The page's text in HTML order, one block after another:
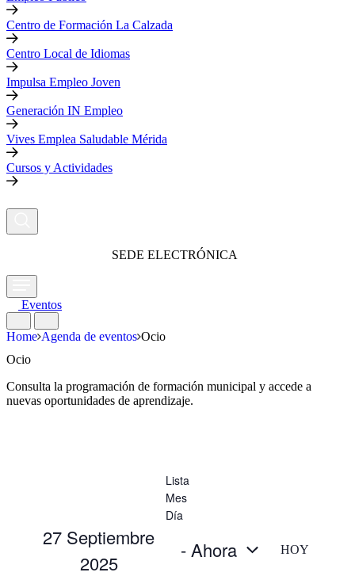
Centro de Formación La Calzada
Centro Local de Idiomas
Impulsa Empleo Joven
Generación IN Empleo
Vives Emplea Saludable Mérida
Cursos y Actividades
SEDE ELECTRÓNICA
Eventos
Home Agenda de eventos Ocio
Ocio
Consulta la programación de formación municipal y accede a
nuevas oportunidades de aprendizaje.
Lista
Mes
Día
HOY
27 Septiembre
2025
- Ahora